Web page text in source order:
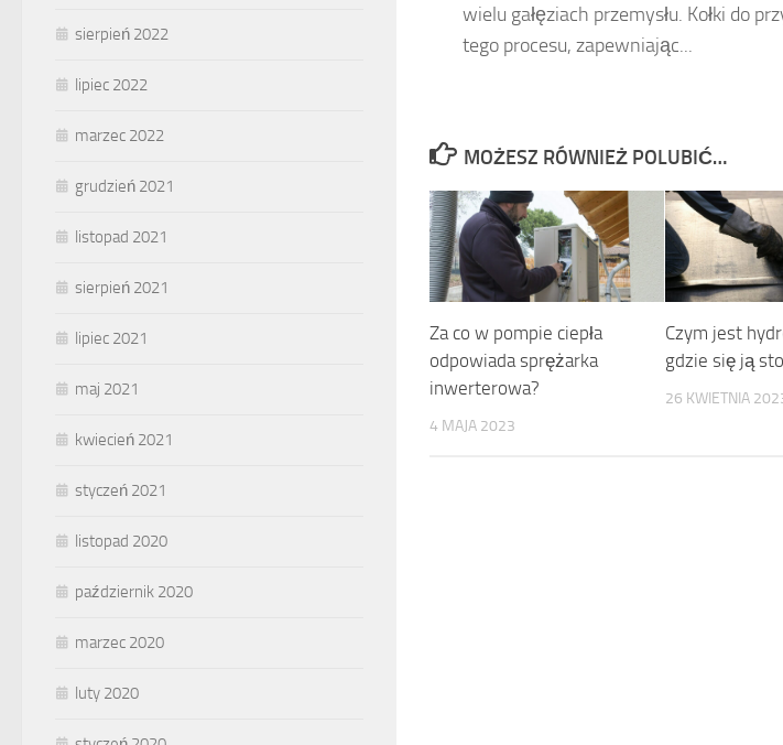
wielu gałęziach przemysłu. Kołki do
tego procesu, zapewniając...
MOŻESZ RÓWNIEŻ POLUBIĆ…
Za co w pompie ciepła
odpowiada sprężarka
inwerterowa?
4 MAJA 2023
Czym jest
gdzie się ją
26 KWIETNIA
sierpień 2022
lipiec 2022
marzec 2022
grudzień 2021
listopad 2021
sierpień 2021
lipiec 2021
maj 2021
kwiecień 2021
styczeń 2021
listopad 2020
październik 2020
marzec 2020
luty 2020